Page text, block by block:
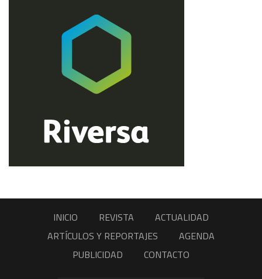
INICIO REVISTA
ACTUALIDAD
ARTÍCULOS Y REPORTAJES
AGENDA
PUBLICIDAD
CONTACTO